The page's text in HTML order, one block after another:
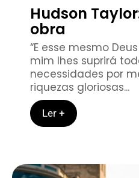
Hudson
obra
“E esse mesmo
mim lhes suprirá
necessidades por
riquezas gloriosas...
Ler +